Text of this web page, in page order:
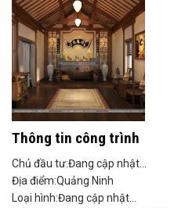
Thông tin công trình
Chủ đầu tư:Đang cập nhật...
Địa điểm:Quảng Ninh
Loại hình:Đang cập nhật...